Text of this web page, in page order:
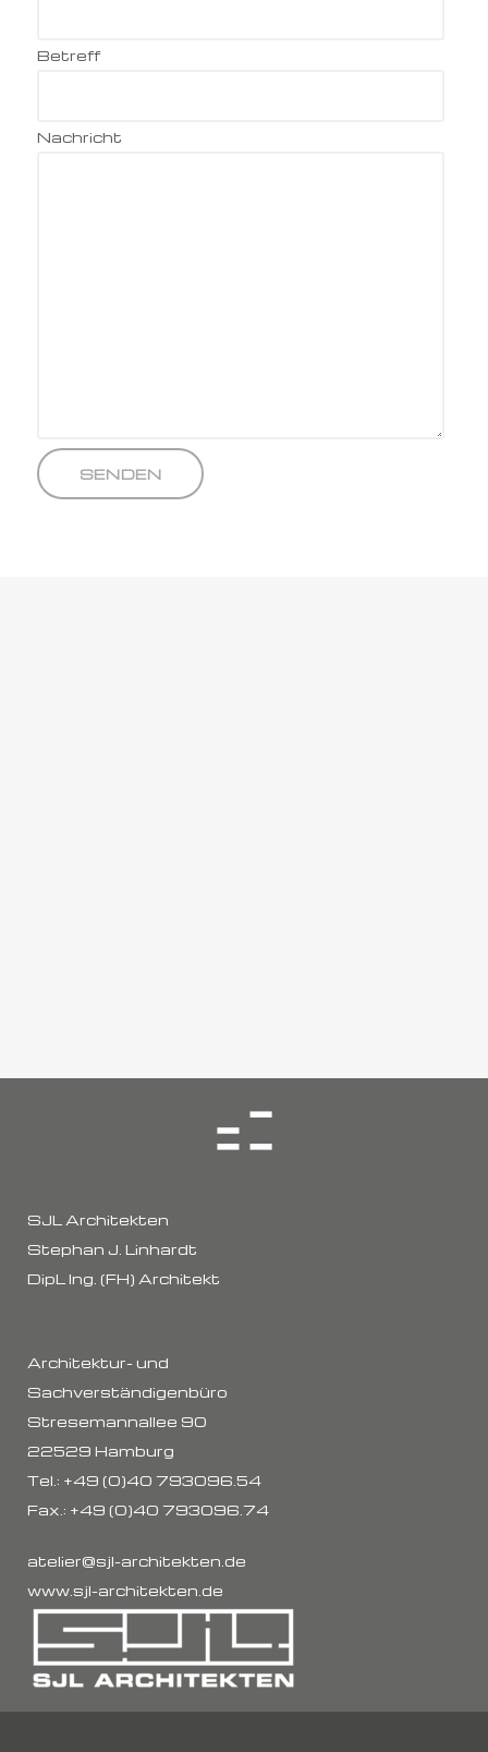
Betreff
Nachricht
SJL Architekten
Stephan J. Linhardt
DipL Ing. (FH) Architekt
Architektur- und
Sachverständigenbüro
Stresemannallee 90
22529 Hamburg
Tel.: +49 (0)40 793096.54
Fax.: +49 (0)40 793096.74
atelier@sjl-architekten.de
www.sjl-architekten.de